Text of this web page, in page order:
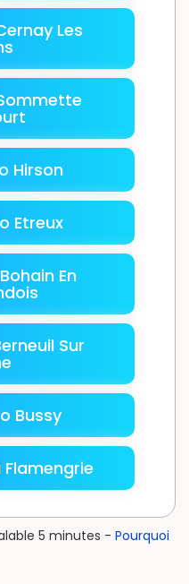
Les
Hirson
Etreux
En
Sur
Bussy
5 minutes - Pourquoi